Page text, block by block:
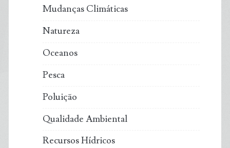
Mudanças Climáticas
Natureza
Oceanos
Pesca
Poluição
Qualidade Ambiental
Recursos Hídricos